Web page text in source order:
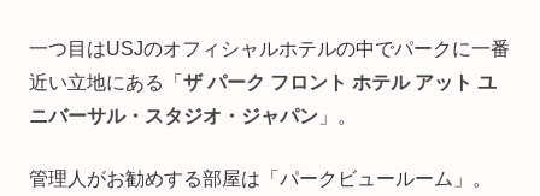
一つ目はUSJのオフィシャルホテルの中でパークに一番
近い立地にある「 ザ パーク フロント ホテル アット ユ
ニバーサル・スタジオ・ジャパン 」。
管理人がお勧めする部屋は「パークビュールーム」。